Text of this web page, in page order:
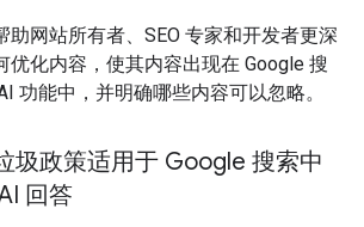
助网站所有者、SEO 专家和开发者更深
优化内容，使其内容出现在 Google 搜
功能中，并明确哪些内容可以忽略。
圾政策适用于 Google 搜索中
回答